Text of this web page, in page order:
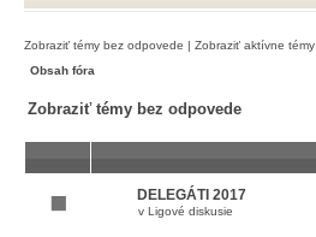
Zobraziť témy bez odpovede | Zobraziť aktívne témy
Obsah fóra
Zobraziť témy bez odpovede
DELEGÁTI 2017
v Ligové diskusie